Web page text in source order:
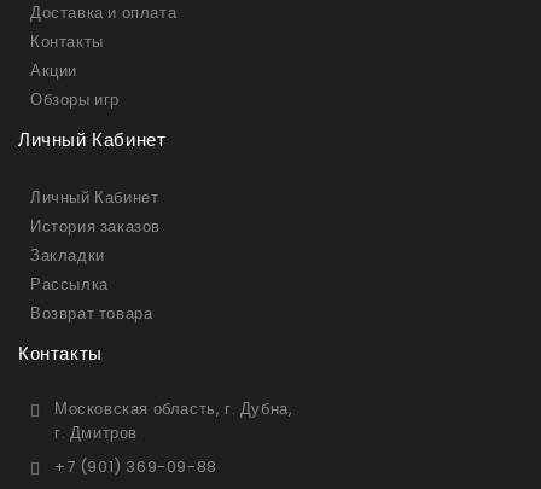
Доставка и оплата
Контакты
Акции
Обзоры игр
Личный Кабинет
Личный Кабинет
История заказов
Закладки
Рассылка
Возврат товара
Контакты
Московская область, г. Дубна,
г. Дмитров
+7 (901) 369-09-88